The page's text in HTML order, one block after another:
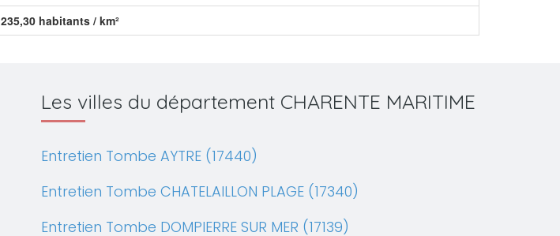
235,30 habitants / km²
Les villes du département CHARENTE MARITIME
Entretien Tombe AYTRE (17440)
Entretien Tombe CHATELAILLON PLAGE (17340)
Entretien Tombe DOMPIERRE SUR MER (17139)